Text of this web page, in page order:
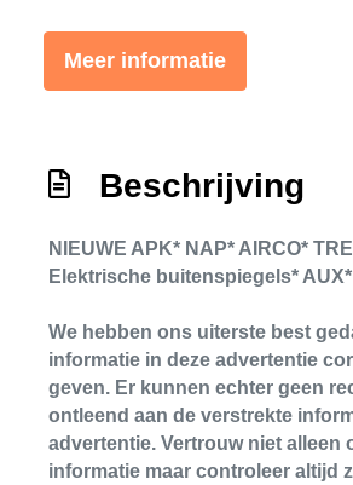
Brake assist system
Elektronische
Knie airbag(s)
Zij airbag(s) voor
Exterieur
Buitenspiegels elektrisch
Buitenspiegels verwarmbaar
Centrale vergrendeling met
Meer informatie
Beschrijving
NIEUWE APK* NAP* AIRCO*
Elektrische buitenspiegels*
We hebben ons uiterste best
informatie in deze advertentie
geven. Er kunnen echter geen
ontleend aan de verstrekte
advertentie. Vertrouw niet alleen
informatie maar controleer altijd